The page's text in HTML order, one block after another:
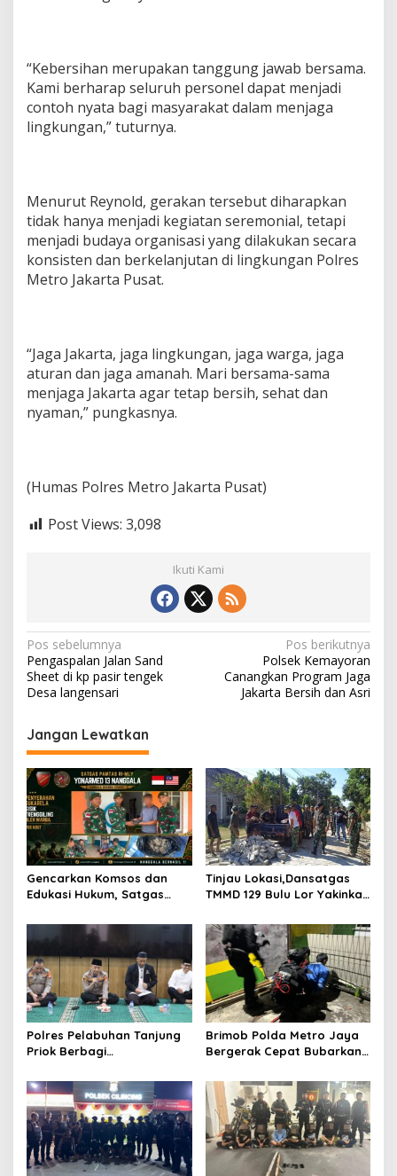
“Kebersihan merupakan tanggung jawab bersama.
Kami berharap seluruh personel dapat menjadi
contoh nyata bagi masyarakat dalam menjaga
lingkungan,” tuturnya.
Menurut Reynold, gerakan tersebut diharapkan
tidak hanya menjadi kegiatan seremonial, tetapi
menjadi budaya organisasi yang dilakukan secara
konsisten dan berkelanjutan di lingkungan Polres
Metro Jakarta Pusat.
“Jaga Jakarta, jaga lingkungan, jaga warga, jaga
aturan dan jaga amanah. Mari bersama-sama
menjaga Jakarta agar tetap bersih, sehat dan
nyaman,” pungkasnya.
(Humas Polres Metro Jakarta Pusat)
Post Views: 3,098
Ikuti Kami
N
a
v
i
g
a
s
i
p
o
s
Pos sebelumnya
Pengaspalan Jalan Sand
Sheet di kp pasir tengek
Desa langensari
Pos berikutnya
Polsek Kemayoran
Canangkan Program Jaga
Jakarta Bersih dan Asri
Jangan Lewatkan
Gencarkan Komsos dan
Edukasi Hukum, Satgas
13/Nanggala Terima
Penyerahan Sukarela ±1 Kg
Sisik Trenggiling dari Warga
Perbatasan
Tinjau Lokasi,Dansatgas
TMMD 129 Bulu Lor Yakinkan
Tepat Waktu
Polres Pelabuhan Tanjung
Priok Berbagi
Anak Yatim dan Gelar Doa
Bersama
Brimob Polda Metro Jaya
Bergerak Cepat Bubarkan
Orang dan 3 Celurit
Diamankan